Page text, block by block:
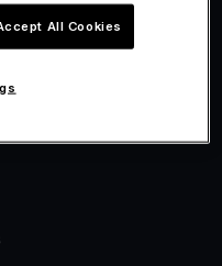
All Cookies